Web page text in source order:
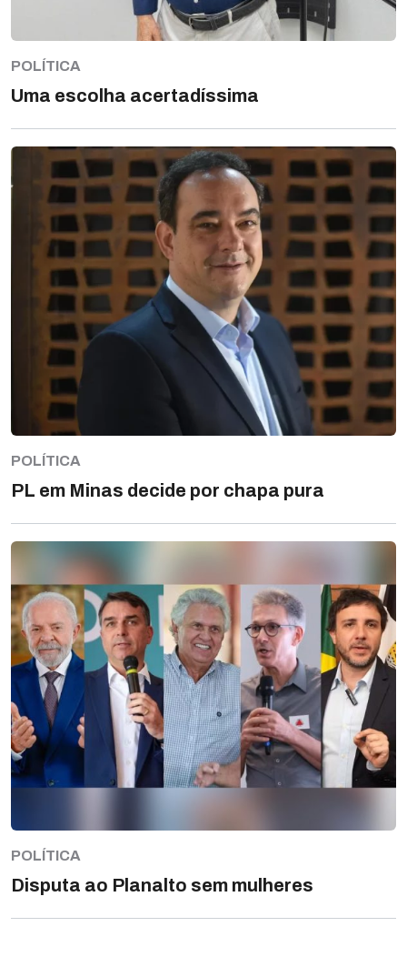
POLÍTICA
Uma escolha acertadíssima
POLÍTICA
PL em Minas decide por chapa pura
POLÍTICA
Disputa ao Planalto sem mulheres